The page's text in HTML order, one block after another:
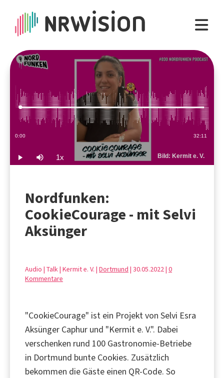
Play Mute 1xPlayback
Rate
Bild: Kermit e. V.
Current
0:00 Duration
32:11
Loaded:
0.52%
Nordfunken:
CookieCourage - mit Selvi
Aksünger
Audio | Talk | Kermit e. V. | Dortmund | 30.05.2022 | 0
Kommentare
"CookieCourage" ist ein Projekt von Selvi Esra
Aksünger Caphur und "Kermit e. V.". Dabei
verschenken rund 100 Gastronomie-Betriebe
in Dortmund bunte Cookies. Zusätzlich
bekommen die Gäste einen QR-Code. So